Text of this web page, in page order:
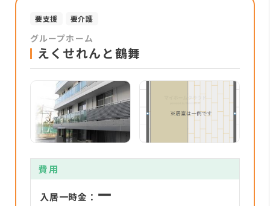
要支援 要介護
グループホーム
えくせれんと鶴舞
費用
入居一時金： ー